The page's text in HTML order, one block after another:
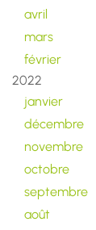
avril
mars
février
2022
janvier
décembre
novembre
octobre
septembre
août